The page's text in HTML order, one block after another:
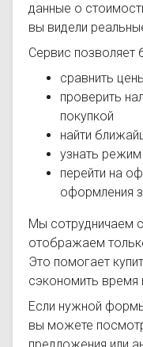
данные о
вы видели
Сервис позволяет
сравнить
проверить
покупкой
найти
узнать
перейти на
оформления
Мы сотрудничаем
отображаем
Это помогает
сэкономить время
Если нужной
вы можете